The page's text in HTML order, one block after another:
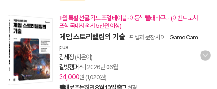
8월 특별 선물. 각도 조절 테이블 · 이동식 빨래 바구니 (이벤트 도서
포함 국내서·외서 5만원 이상)
게임 스토리텔링의 기술- 픽셀과 문장 사이 -Game Cam
pus
김세정 (지은이)
길벗캠퍼스| 2026년 06월
34,000원 (1,020원)
택배로 주문하면 8월 10일 출고 변경